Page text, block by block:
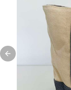
Previous slide